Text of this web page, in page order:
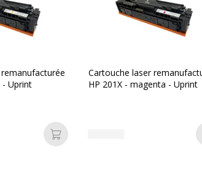
- Uprint
Ajouter au panier
Cartouche laser
HP 201X - magenta - Uprint